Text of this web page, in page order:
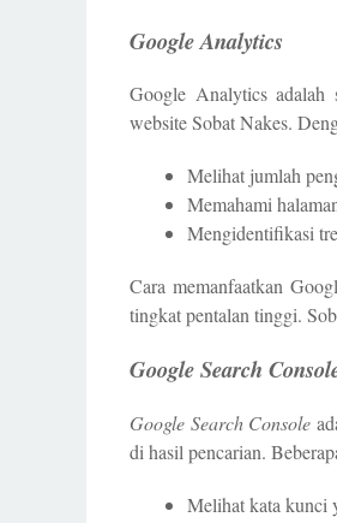
Google Analytics
Google Analytics adalah
website Sobat Nakes.
Melihat jumlah
Memahami
Mengidentifikasi
Cara memanfaatkan
tingkat pentalan tinggi.
Google Search
Google Search Console
di hasil pencarian.
Melihat kata kunci